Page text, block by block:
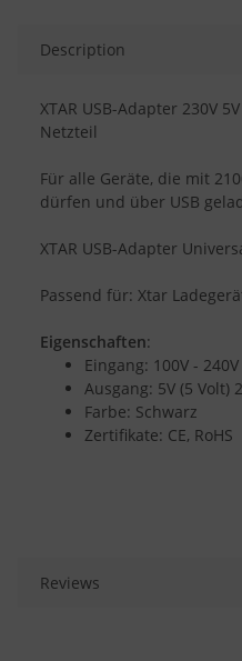
Description
XTAR USB-Adapter 230V
Netzteil
Für alle Geräte, die mit
dürfen und über USB
XTAR USB-Adapter
Passend für: Xtar
Eigenschaften:
Eingang: 100V -
Ausgang: 5V (5 Volt)
Farbe: Schwarz
Zertifikate: CE, RoHS
Reviews